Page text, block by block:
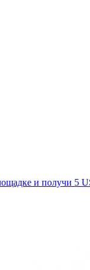
и получи 5